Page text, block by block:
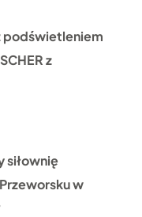
podświetleniem
z
siłownię
w